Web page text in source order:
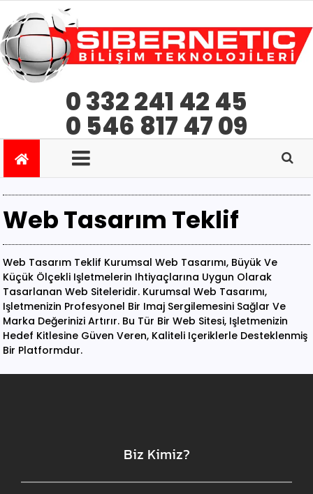
0 332 241 42 45
0 546 817 47 09
Web Tasarım Teklif
Web Tasarım Teklif Kurumsal Web Tasarımı, Büyük Ve
Küçük Ölçekli Işletmelerin Ihtiyaçlarına Uygun Olarak
Tasarlanan Web Siteleridir. Kurumsal Web Tasarımı,
Işletmenizin Profesyonel Bir Imaj Sergilemesini Sağlar Ve
Marka Değerinizi Artırır. Bu Tür Bir Web Sitesi, Işletmenizin
Hedef Kitlesine Güven Veren, Kaliteli Içeriklerle Desteklenmiş
Bir Platformdur.
Biz Kimiz?